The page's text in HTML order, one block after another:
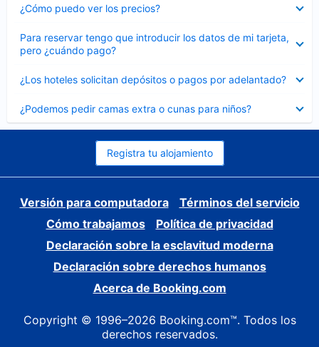
¿Cómo puedo ver los precios?
cerrado
Para reservar tengo que introducir los datos de mi tarjeta,
pero ¿cuándo pago?
cerrado
¿Los hoteles solicitan depósitos o pagos por adelantado?
cerrado
¿Podemos pedir camas extra o cunas para niños?
cerrado
Registra tu alojamiento
Versión para computadora
Términos del servicio
Cómo trabajamos
Política de privacidad
Declaración sobre la esclavitud moderna
Declaración sobre derechos humanos
Acerca de Booking.com
Copyright © 1996–2026 Booking.com™. Todos los
derechos reservados.